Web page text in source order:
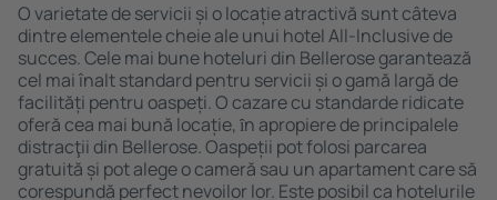
O varietate de servicii și o locație atractivă sunt câteva
dintre elementele cheie ale unui hotel All-Inclusive de
succes. Cele mai bune hoteluri din Bellerose garantează
cel mai înalt standard pentru servicii și o gamă largă de
facilități pentru oaspeți. O cazare cu standarde ridicate
oferă cea mai bună locație, ȋn apropiere de principalele
distracţii din Bellerose. Oaspeții pot folosi parcarea
gratuită și pot alege o cameră sau un apartament care să
corespundă perfect nevoilor lor. Este posibil ca hotelurile